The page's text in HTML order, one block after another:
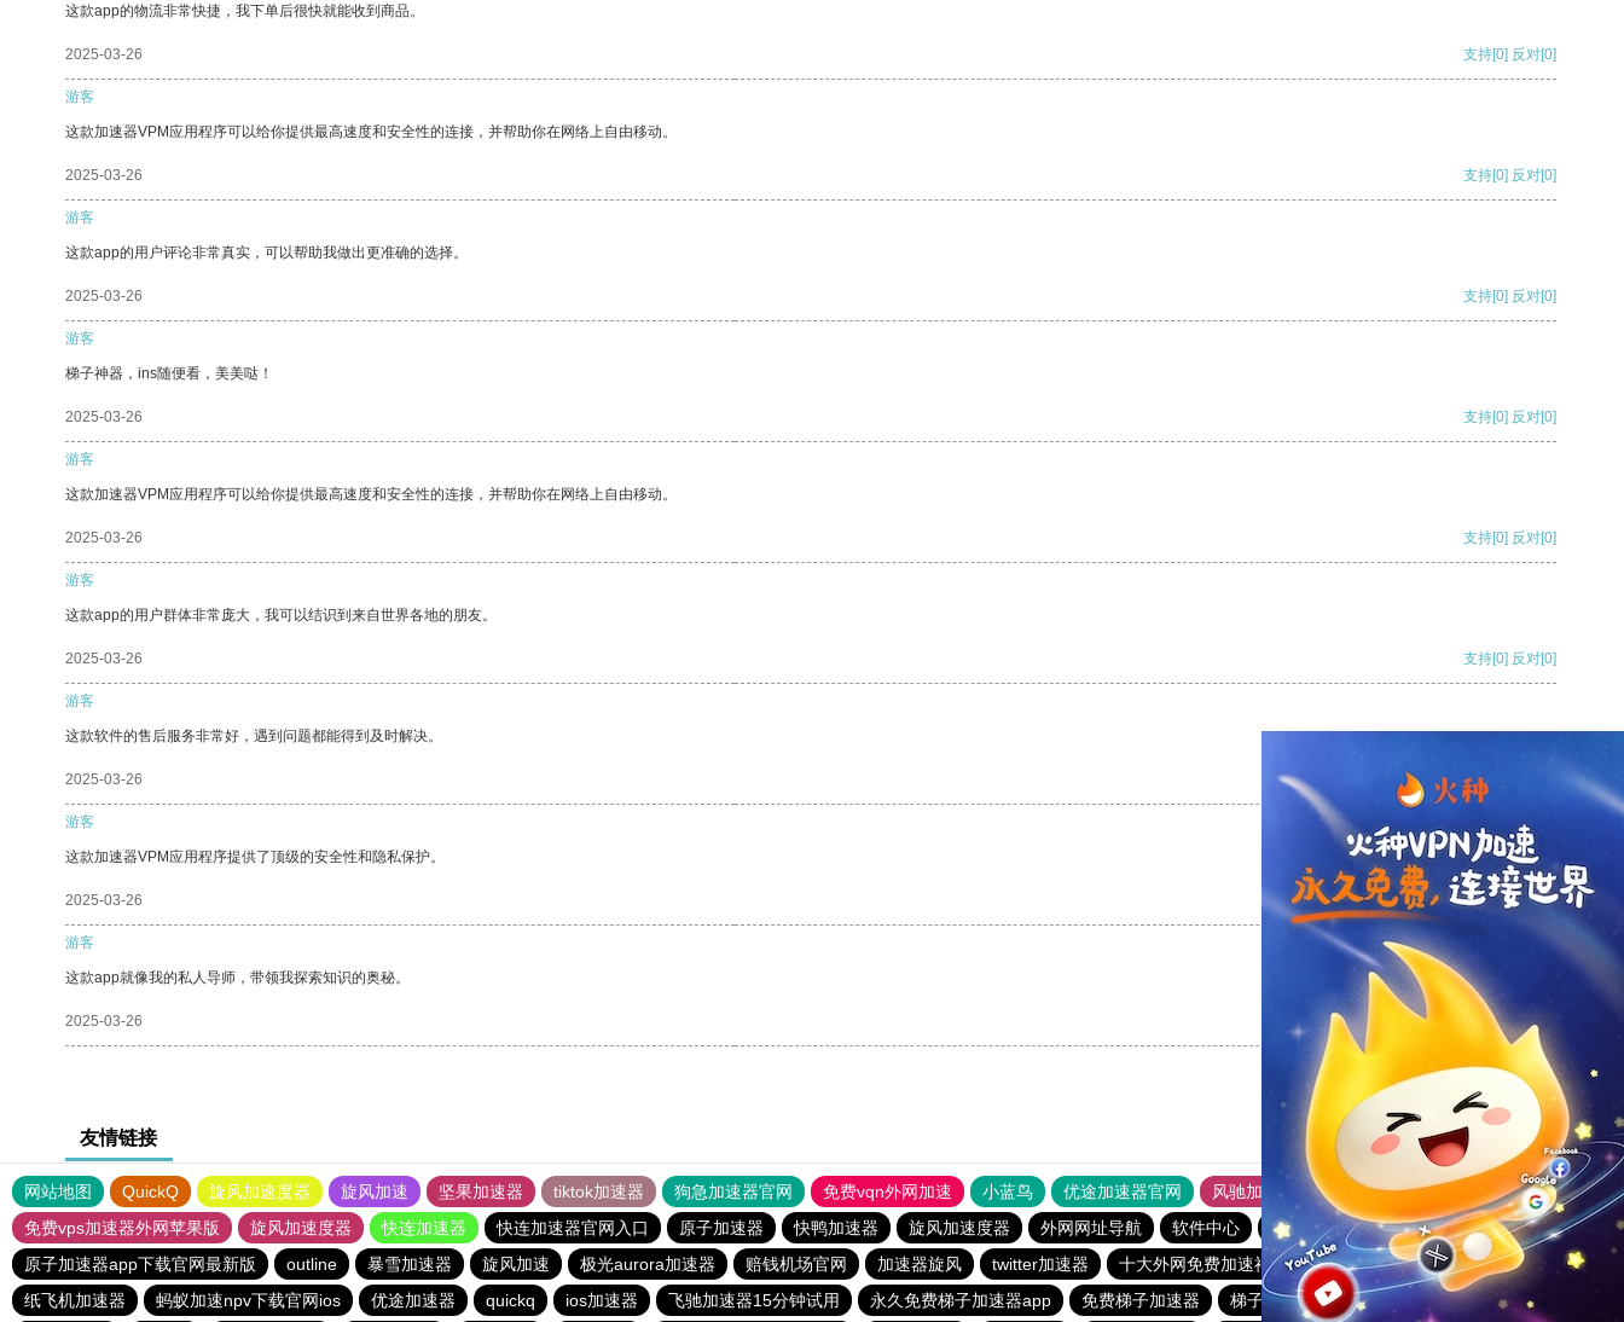
这款app的物流非常快捷，我下单后很快就能收到商品。
2025-03-26 支持[0] 反对[0]
游客
这款加速器VPM应用程序可以给你提供最高速度和安全性的连接，并帮助你在网络上自由移动。
2025-03-26 支持[0] 反对[0]
游客
这款app的用户评论非常真实，可以帮助我做出更准确的选择。
2025-03-26 支持[0] 反对[0]
游客
梯子神器，ins随便看，美美哒！
2025-03-26 支持[0] 反对[0]
游客
这款加速器VPM应用程序可以给你提供最高速度和安全性的连接，并帮助你在网络上自由移动。
2025-03-26 支持[0] 反对[0]
游客
这款app的用户群体非常庞大，我可以结识到来自世界各地的朋友。
2025-03-26 支持[0] 反对[0]
游客
这款软件的售后服务非常好，遇到问题都能得到及时解决。
2025-03-26 支持
游客
这款加速器VPM应用程序提供了顶级的安全性和隐私保护。
2025-03-26 支持[0] 反对[0]
游客
这款app就像我的私人导师，带领我探索知识的奥秘。
2025-03-26 支持[0] 反对[0]
友情链接
网站地图 QuickQ 旋风加速度器 旋风加速 坚果加速器 tiktok加速器 狗急加速器官网 免费vqn外网加速 小蓝鸟 优途加速器官网 风驰加速器
旋风加速器
免费vps加速器外网苹果版
旋风加速度器 快连加速器 快连加速器官网入口 原子加速器 快鸭加速器 旋风加速度器 外网网址导航 软件中心 雷霆加速 狂飙加速器
哔咔漫画
原子加速器app下载官网最新版
outline 暴雪加速器 旋风加速 极光aurora加速器 赔钱机场官网 加速器旋风 twitter加速器 十大外网免费加速神器 快鸭加速器app
猴王加速器
纸飞机加速器
蚂蚁加速npv下载官网ios 优途加速器 quickq ios加速器 飞驰加速器15分钟试用 永久免费梯子加速器app 免费梯子加速器 梯子软件免费 夏时国际加速器 outline